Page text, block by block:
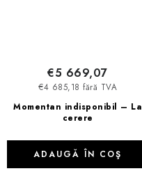
Momentan indisponibil – La
cerere
€4 685,18 fără TVA
€5 669,07
ADAUGĂ ÎN COŞ